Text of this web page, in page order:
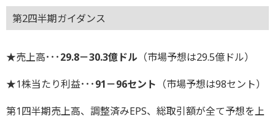
第2四半期ガイダンス
★売上高･･･29.8－30.3億ドル （市場予想は29.5億ドル）
★1株当たり利益･･･91－96セント （市場予想は98セント）
第1四半期売上高、調整済みEPS、総取引額が全て予想を上